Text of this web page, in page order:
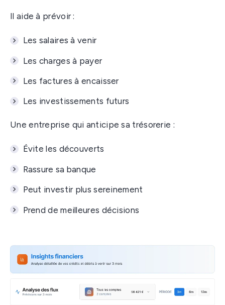
Il aide à prévoir :
Les salaires à venir
Les charges à payer
Les factures à encaisser
Les investissements futurs
Une entreprise qui anticipe sa trésorerie :
Évite les découverts
Rassure sa banque
Peut investir plus sereinement
Prend de meilleures décisions